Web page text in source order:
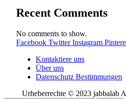
Recent Comments
No comments to show.
Facebook Twitter Instagram
Kontaktiere uns
Über uns
Datenschutz Bestimmungen
Urheberrechte © 2023 jabbalab